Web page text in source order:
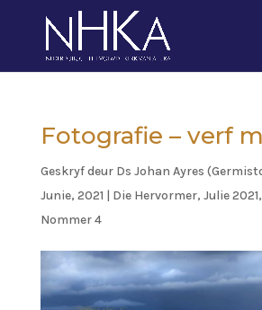
Fotografie – verf
Geskryf deur Ds Johan Ayres
Junie, 2021 | Die Hervormer, Julie
Nommer 4